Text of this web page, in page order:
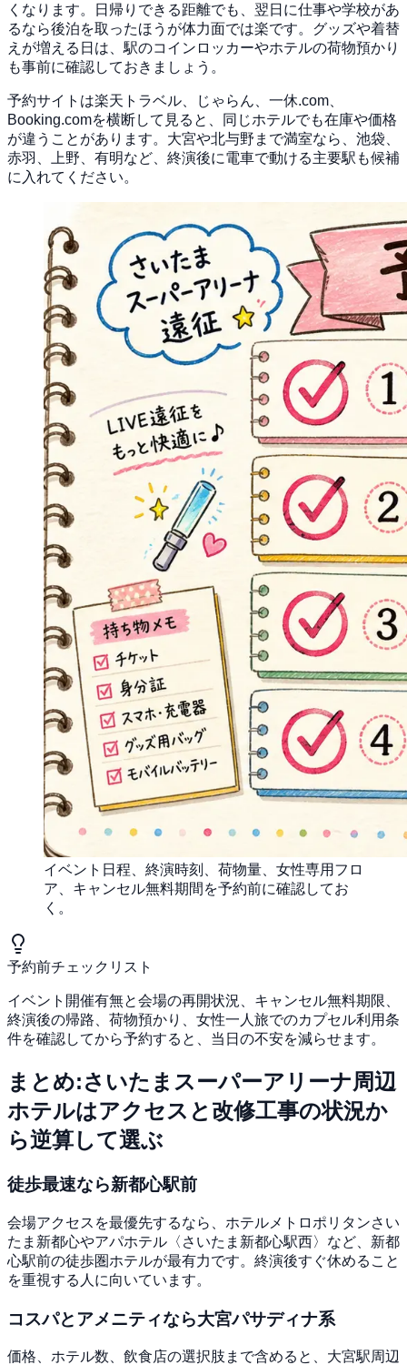
くなります。日帰りできる距離でも、翌日に仕事や学校があ
るなら後泊を取ったほうが体力面では楽です。グッズや着替
えが増える日は、駅のコインロッカーやホテルの荷物預かり
も事前に確認しておきましょう。
予約サイトは楽天トラベル、じゃらん、一休.com、
Booking.comを横断して見ると、同じホテルでも在庫や価格
が違うことがあります。大宮や北与野まで満室なら、池袋、
赤羽、上野、有明など、終演後に電車で動ける主要駅も候補
に入れてください。
イベント日程、終演時刻、荷物量、女性専用フロ
ア、キャンセル無料期間を予約前に確認してお
く。
予約前チェックリスト
イベント開催有無と会場の再開状況、キャンセル無料期限、
終演後の帰路、荷物預かり、女性一人旅でのカプセル利用条
件を確認してから予約すると、当日の不安を減らせます。
まとめ:さいたまスーパーアリーナ周辺
ホテルはアクセスと改修工事の状況か
ら逆算して選ぶ
徒歩最速なら新都心駅前
会場アクセスを最優先するなら、ホテルメトロポリタンさい
たま新都心やアパホテル〈さいたま新都心駅西〉など、新都
心駅前の徒歩圏ホテルが最有力です。終演後すぐ休めること
を重視する人に向いています。
コスパとアメニティなら大宮パサディナ系
価格、ホテル数、飲食店の選択肢まで含めると、大宮駅周辺